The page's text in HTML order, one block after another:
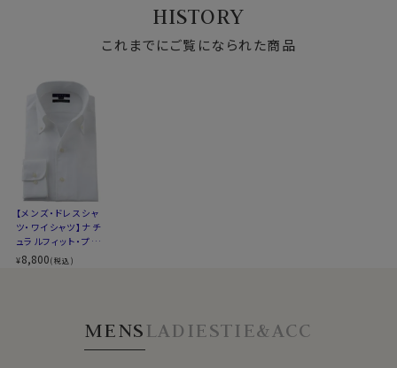
きく出るよう、また衿元がよりきれいに開くように仕上げ
ノーネクタイ専用のややカジュアル度の高い商品であり
ながら、非常にエレガントなシャツです。
ノーネクタイのビジカジスタイルや、在宅・出勤といった
WEBミーティングの画面映えも抜群です！
また結婚式の二次会等ノーネクタイで臨むフォーマルや
パーティーシーンに特におすすめです。
アクセントとして首周りにアスコットタイなどを巻くと、よ
トールM-88・L-90・LL-90cm
スタイル
ナチュラルフィット
▼スポット商品につき再入荷はございませんのでご了承
ください
▼ナチュラルフィットとは？
後ろ身頃にダーツを入れて、ウエスト部分をやや絞ったス
タイルです。
適度に絞ったウエストラインは細すぎず、それでいてダボ
※43cm（LL）・45cm（3L）・47cm(4L)サイズにおいて
は絞りを若干ゆるくしております。 細さを気にせず一般的
ーケア・イタリアンカ
ラー・ボタンダウン・
スキッパー・第一ボ
タン無し
アンカラー・ボタン
ダウン・スキッパー・
第一ボタン無し
HISTORY
これまでにご覧になられた商品
【メンズ・ドレスシャ
ツ・ワイシャツ】ナチ
ュラルフィット・プレ
ミアムコットン120
番手双糸・イージー
ン無し・ポケット無し
¥8,800(税込)
MENSLADIESTIE&ACC